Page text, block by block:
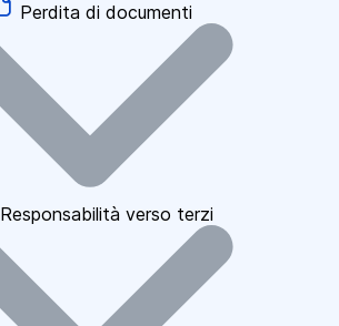
Perdita di documenti
Responsabilità verso terzi